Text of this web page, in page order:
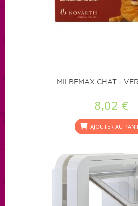
MILBEMAX CHAT -
8,02 €
AJOUTER AU